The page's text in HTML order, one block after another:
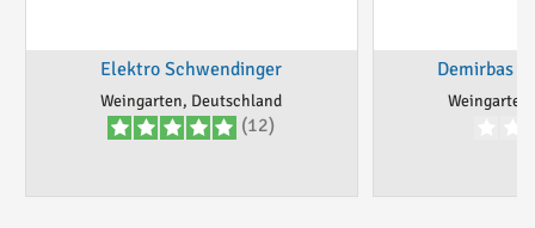
Elektro Schwendinger
Weingarten, Deutschland
(12)
Demirbas